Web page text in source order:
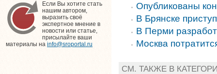
Если Вы хотите стать
нашим автором,
выразить своё
экспертное мнение в
новости или статье,
присылайте ваши
материалы на info@sroportal.ru
Опубликованы
В Брянске
В Перми
Москва
СМ. ТАКЖЕ В